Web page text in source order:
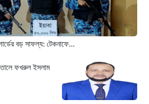
গ্রিসের উপকূলে ১৬৮ অভিবাসী উদ্ধার:
ভেতরে ৭২ বাংলাদেশি
৯ ঘণ্টা আগে
রাখা হয়: চিফ প্রসিকিউটর”
ডিজিএফআইয়ের ‘আয়নাঘর’ পরিদর্শনে
বড় সাফল্য: টেকনাফে...
ফখরুল ইসলাম